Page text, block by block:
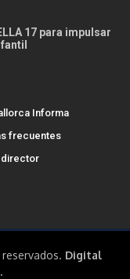
17 para impulsar
Informa
frecuentes
director
Digital